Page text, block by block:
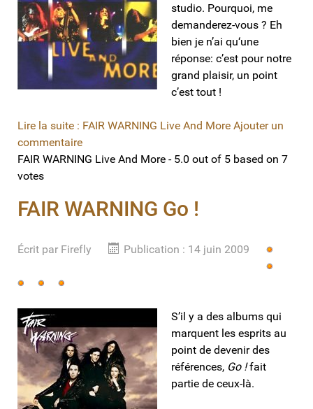
studio. Pourquoi, me
demanderez-vous ? Eh
bien je n’ai qu‘une
réponse: c’est pour notre
grand plaisir, un point
c’est tout !
Lire la suite : FAIR WARNING Live And More Ajouter un
commentaire
FAIR WARNING Live And More - 5.0 out of 5 based on 7
votes
FAIR WARNING Go !
Écrit par Firefly Publication : 14 juin 2009
Vote
S’il y a des albums qui
marquent les esprits au
point de devenir des
références, Go !fait
partie de ceux-là.